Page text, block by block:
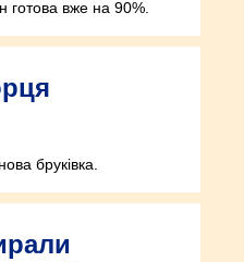
готова вже на 90%.
бруківка.